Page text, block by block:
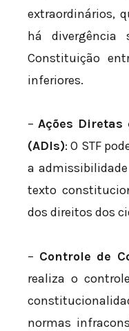
extraordinários,
há divergência
Constituição
inferiores.
– Ações
(ADIs): O STF
a
texto
dos direitos dos
– Controle de
realiza o
normas